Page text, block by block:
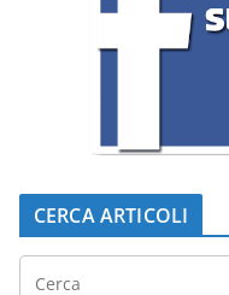
CERCA ARTICOLI